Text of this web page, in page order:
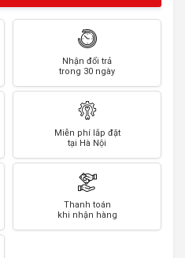
Nhận đổi trả
trong 30 ngày
Miễn phí lắp đặt
tại Hà Nội
Thanh toán
khi nhận hàng